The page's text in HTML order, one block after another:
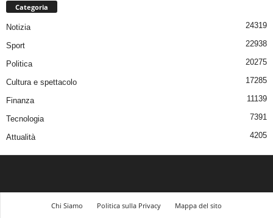
Categoria
Notizia 24319
Sport 22938
Politica 20275
Cultura e spettacolo 17285
Finanza 11139
Tecnologia 7391
Attualità 4205
Chi Siamo Politica sulla Privacy
Mappa del sito